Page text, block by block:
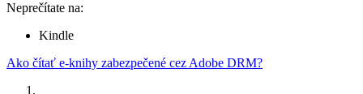
Neprečítate na:
Kindle
Ako čítať e-knihy zabezpečené cez Adobe DRM?